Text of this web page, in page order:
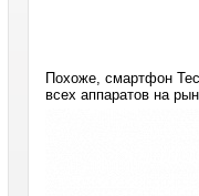
Похоже, смартфон
всех аппаратов на